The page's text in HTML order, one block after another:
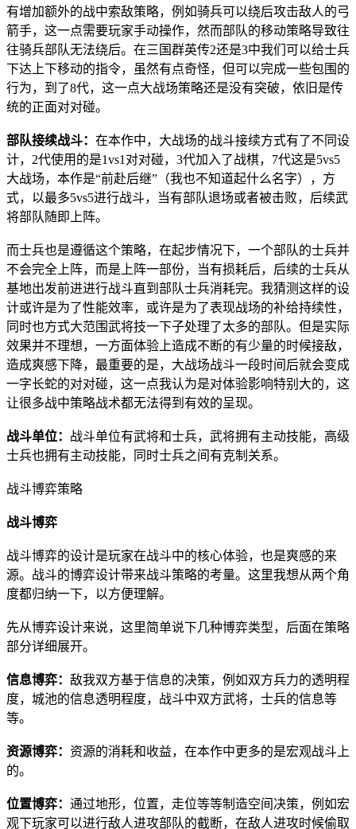
有增加额外的战中索敌策略，例如骑兵可以绕后攻击敌人的弓
箭手，这一点需要玩家手动操作，然而部队的移动策略导致往
往骑兵部队无法绕后。在三国群英传2还是3中我们可以给士兵
下达上下移动的指令，虽然有点奇怪，但可以完成一些包围的
行为，到了8代，这一点大战场策略还是没有突破，依旧是传
统的正面对对碰。
部队接续战斗： 在本作中，大战场的战斗接续方式有了不同设
计，2代使用的是1vs1对对碰，3代加入了战棋，7代这是5vs5
大战场，本作是“前赴后继”（我也不知道起什么名字），方
式，以最多5vs5进行战斗，当有部队退场或者被击败，后续武
将部队随即上阵。
而士兵也是遵循这个策略，在起步情况下，一个部队的士兵并
不会完全上阵，而是上阵一部份，当有损耗后，后续的士兵从
基地出发前进进行战斗直到部队士兵消耗完。我猜测这样的设
计或许是为了性能效率，或许是为了表现战场的补给持续性，
同时也方式大范围武将技一下子处理了太多的部队。但是实际
效果并不理想，一方面体验上造成不断的有少量的时候接敌，
造成爽感下降，最重要的是，大战场战斗一段时间后就会变成
一字长蛇的对对碰，这一点我认为是对体验影响特别大的，这
让很多战中策略战术都无法得到有效的呈现。
战斗单位： 战斗单位有武将和士兵，武将拥有主动技能，高级
士兵也拥有主动技能，同时士兵之间有克制关系。
战斗博弈策略
战斗博弈
战斗博弈的设计是玩家在战斗中的核心体验，也是爽感的来
源。战斗的博弈设计带来战斗策略的考量。这里我想从两个角
度都归纳一下，以方便理解。
先从博弈设计来说，这里简单说下几种博弈类型，后面在策略
部分详细展开。
信息博弈： 敌我双方基于信息的决策，例如双方兵力的透明程
度，城池的信息透明程度，战斗中双方武将，士兵的信息等
等。
资源博弈： 资源的消耗和收益，在本作中更多的是宏观战斗上
的。
位置博弈： 通过地形，位置，走位等等制造空间决策，例如宏
观下玩家可以进行敌人进攻部队的截断，在敌人进攻时候偷取